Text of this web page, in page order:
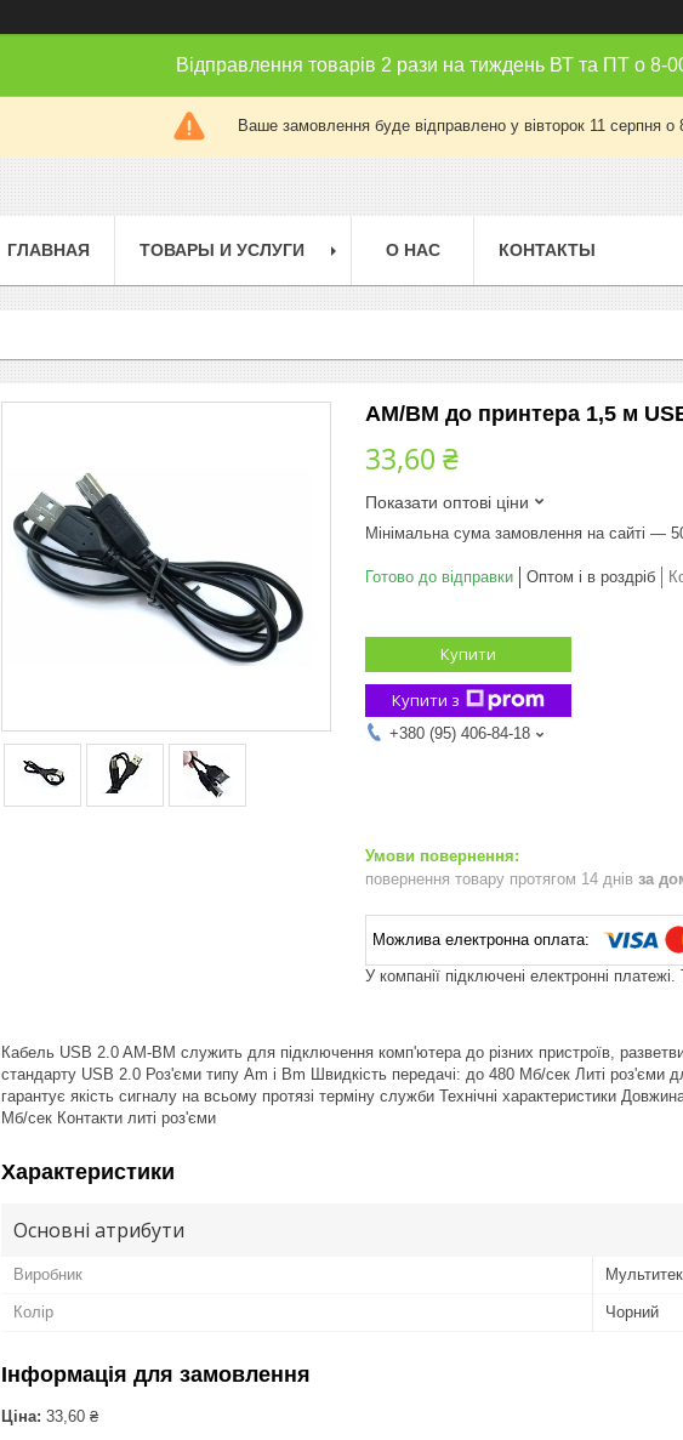
Відправлення товарів 2 рази на тиждень ВТ та ПТ о 8-
Ваше замовлення буде відправлено у вівторок 11 серпня о
ГЛАВНАЯ ТОВАРЫ И УСЛУГИ О НАС КОНТАКТЫ
AM/BM до принтера 1,5 м
33,60 ₴
Показати оптові ціни
Мінімальна сума замовлення на сайті —
Готово до відправки Оптом і в роздріб
Купити
Купити з
+380 (95) 406-84-18
повернення товару протягом 14 днів за
У компанії підключені електронні
Кабель USB 2.0 AM-BM служить для підключення комп'ютера до різних пристроїв,
стандарту USB 2.0 Роз'єми типу Am і Bm Швидкість передачі: до 480 Мб/сек Литі роз'єми
гарантує якість сигналу на всьому протязі терміну служби Технічні характеристики
Мб/сек Контакти литі роз'єми
Характеристики
Основні атрибути
Виробник
Колір Чорний
Інформація для замовлення
Ціна: 33,60 ₴